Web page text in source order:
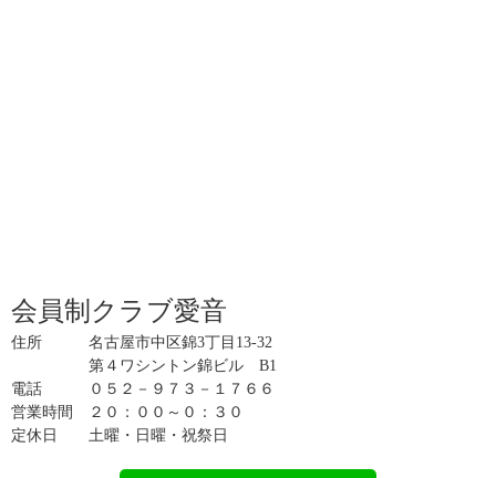
会員制クラブ愛音
住所 名古屋市中区錦3丁目13-32
第４ワシントン錦ビル B1
電話 ０５２－９７３－１７６６
営業時間 ２０：００～０：３０
定休日 土曜・日曜・祝祭日